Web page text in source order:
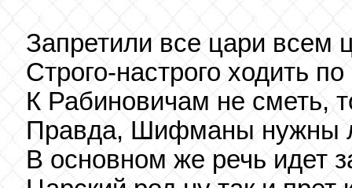
Запретили все цари всем
Строго-настрого ходить
К Рабиновичам не
Правда, Шифманы нужны
В основном же речь идет